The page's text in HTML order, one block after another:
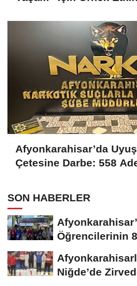
Afyonkarahisar’da
Çetesine Darbe: 558
SON HABERLER
Öğrencilerinin
Niğde’de